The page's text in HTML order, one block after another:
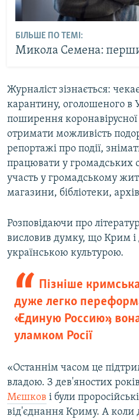
БІЛЬШЕ ПО ТЕМІ:
Микола Семена:
Журналіст зізнається:
карантину, оголошеного в
поширення коронавірусної
отримати можливість
репортажі про події,
працювати у громадських
участь у громадському
магазини, бібліотеки,
Розповідаючи про
висловив думку, що Крим і
українською культурою.
Пізніше
дуже легко
«Единую Россию»,
уламком Росії
«Останнім часом це
владою. З дев'яностих
Мєшков і були
від'єднання Криму. А